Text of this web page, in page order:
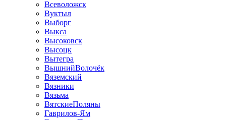
Всеволожск
Вуктыл
Выборг
Выкса
Высоковск
Высоцк
Вытегра
ВышнийВолочёк
Вяземский
Вязники
Вязьма
ВятскиеПоляны
Гаврилов-Ям